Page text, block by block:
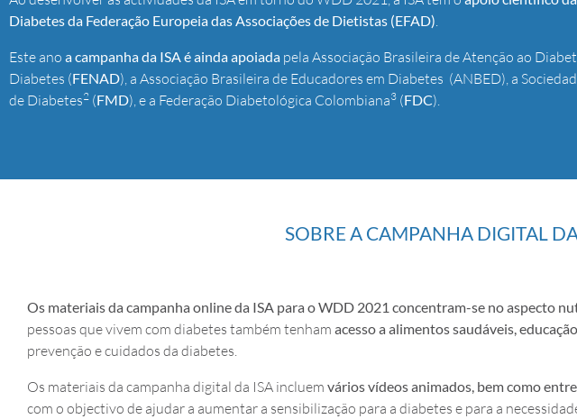
Diabetes da Federação Europeia das Associações de Dietistas (EFAD).
Este ano acampanha da ISA é ainda apoiada pela Associação Brasileira de Atenção ao
Diabetes (FENAD), a Associação Brasileira de Educadores em Diabetes (ANBED), a
de Diabetes2 (FMD), e a Federação Diabetológica Colombiana3 (FDC).
SOBRE A CAMPANHA DIGITAL
Os materiais da campanha online da ISA para o WDD 2021 concentram-se no aspecto
pessoas que vivem com diabetes também tenham acesso a alimentos saudáveis,
prevenção e cuidados da diabetes.
Os materiais da campanha digital da ISA incluem vários vídeos animados, bem como
com o objectivo de ajudar a aumentar a sensibilização para a diabetes e para a